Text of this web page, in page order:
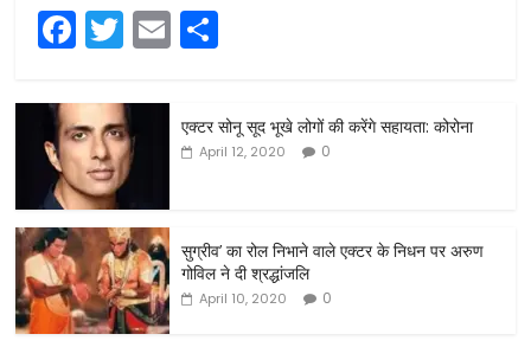
F
a
c
e
b
o
o
k
T
w
itt
er
E
m
ar
e
एक्टर सोनू सूद भूखे लोगों की करेंगे सहायता: कोरोना
April 12, 2020 0
सुग्रीव’ का रोल निभाने वाले एक्टर के निधन पर अरुण
गोविल ने दी श्रद्धांजलि
April 10, 2020 0